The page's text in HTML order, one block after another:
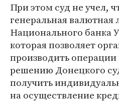
При этом суд не учел,
генеральная валютная
Национального банка
которая позволяет
производить операции
решению Донецкого
получить
на осуществление